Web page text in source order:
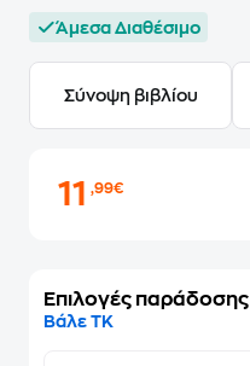
Άμεσα Διαθέσιμο
Σύνοψη βιβλίου
11,99€
Επιλογές παράδοσης
Βάλε ΤΚ